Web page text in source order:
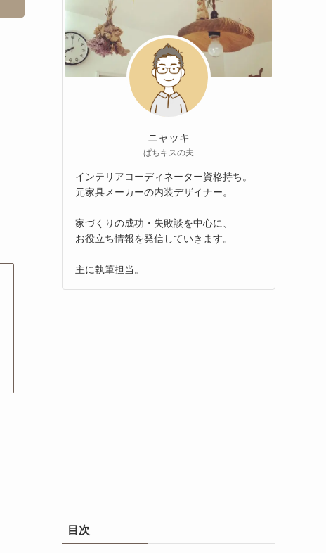
ニャッキ
ぱちキスの夫
インテリアコーディネーター資格持ち。
元家具メーカーの内装デザイナー。
家づくりの成功・失敗談を中心に、
お役立ち情報を発信していきます。
主に執筆担当。
目次